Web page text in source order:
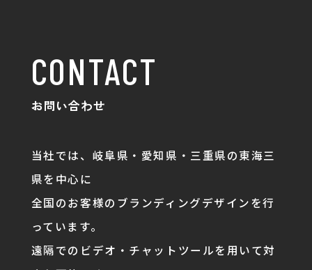
CONTACT
お問い合わせ
当社では、岐阜県・愛知県・三重県の東海三
県を中心に
全国のお客様のブランディングデザインを行
っています。
遠隔でのビデオ・チャットツールを用いて対